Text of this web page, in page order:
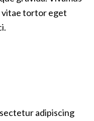
vitae tortor eget
adipiscing